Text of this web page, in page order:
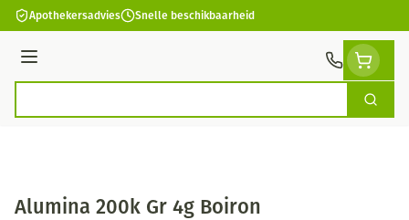
Ga naar de inhoud
Apothekersadvies Snelle beschikbaarheid
Menu
Zoek
Alumina 200k Gr 4g Boiron